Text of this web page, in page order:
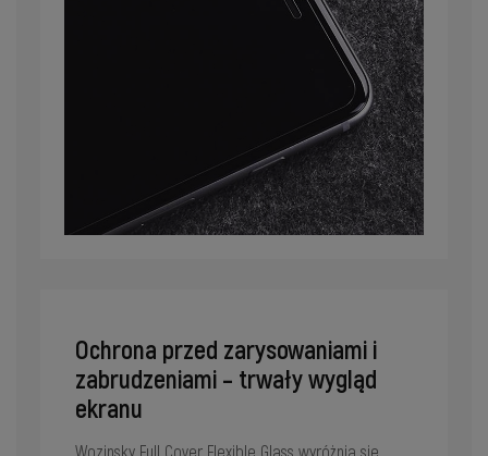
Ochrona przed zarysowaniami i
zabrudzeniami – trwały wygląd
ekranu